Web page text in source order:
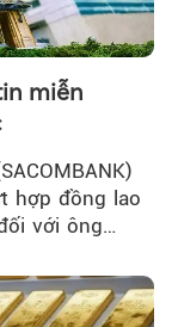
miễn
hợp đồng lao
với ông